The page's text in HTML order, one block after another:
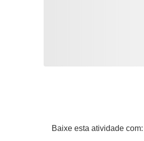
Baixe esta atividade com: